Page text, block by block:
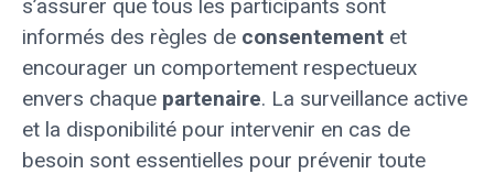
s’assurer que tous les participants sont
informés des règles de consentement et
encourager un comportement respectueux
envers chaque partenaire. La surveillance active
et la disponibilité pour intervenir en cas de
besoin sont essentielles pour prévenir toute